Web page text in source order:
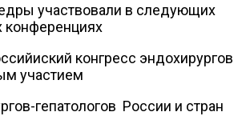
участвовали в следующих
конгресс эндохирургов
участием
гепатологов России и стран